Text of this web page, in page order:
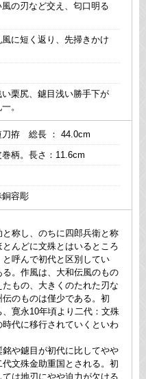
の刃など交え、匂口明る
に短く返り、先掃きかけ
栗尻、鑢目浅い勝手下が
。
刀拵 総長 ： 44.0cm
柄。長さ：11.6cm
銅容彫
称し、のちに四郎兵衛と称
んどに文殊とはいるところ
呼んで初代と区別してい
。作風は、大和伝風のもの
もの、大きくのたれた刃な
のものは僅少である。初
寛永10年頃より二代：文殊
代に移行されていくといわ
や鑢目が初代に比してやや
文殊金助重国とされる。初
は地刃にやや迫力が欠ける